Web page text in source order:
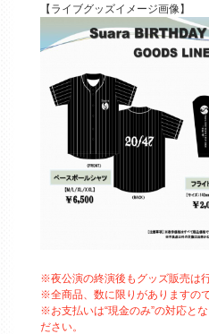
【ライブグッズイメージ画像】
※夜公演の終演後もグッズ販売は
※全商品、数に限りがありますの
※お支払いは“現金のみ”の対応と
ださい。